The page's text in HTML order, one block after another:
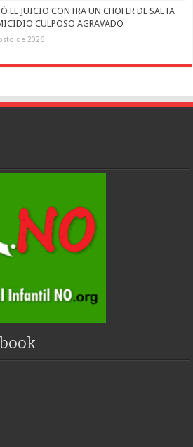
EL JUICIO CONTRA UN CHOFER DE SAETA
CULPOSO AGRAVADO
de 2026